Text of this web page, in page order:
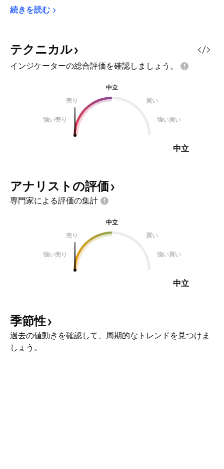
続きを読む
テクニカル
インジケーターの総合評価を確認しましょう。
中立
売り
買い
強い売り 強い買い
中立
アナリストの評価
専門家による評価の集計
中立
売り
買い
強い売り 強い買い
中立
季節性
過去の値動きを確認して、周期的なトレンドを見つけま
しょう。